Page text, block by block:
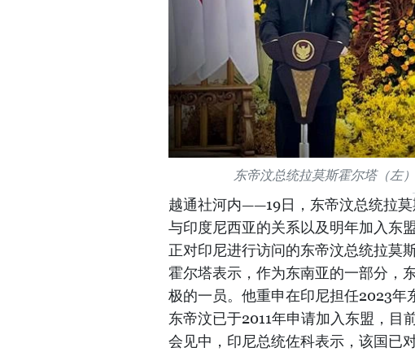
东帝汶总统拉莫斯霍尔塔（左
越通社河内——19日，东帝汶总统拉
与印度尼西亚的关系以及明年加入东盟
正对印尼进行访问的东帝汶总统拉莫
霍尔塔表示，作为东南亚的一部分，
极的一员。他重申在印尼担任2023年
东帝汶已于2011年申请加入东盟，目
会见中，印尼总统佐科表示，该国已